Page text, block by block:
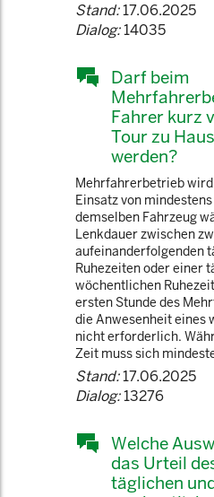
Stand:17.06.2025
Dialog:14035
Darf beim
Fahrer kurz
Tour zu
werden?
Mehrfahrerbetrieb
Einsatz von
demselben Fahrzeug
Lenkdauer zwischen
aufeinanderfolgenden
Ruhezeiten oder einer
wöchentlichen
ersten Stunde des
die Anwesenheit eines
nicht erforderlich.
Zeit muss sich
Stand:17.06.2025
Dialog:13276
Welche
das Urteil
täglichen